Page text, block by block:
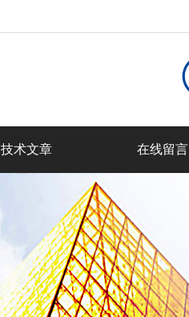
技术文章 在线留言